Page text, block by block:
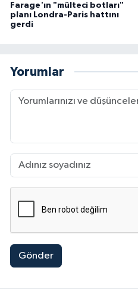
Farage'ın "mülteci botları"
planı Londra-Paris hattını
gerdi
Yorumlar
Gönder